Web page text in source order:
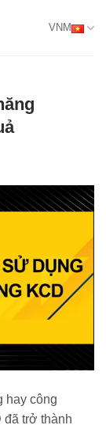
VNM
hay công
đã trở thành